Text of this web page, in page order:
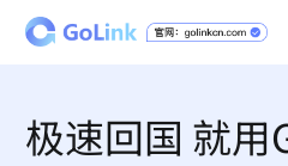
极速回国 就用